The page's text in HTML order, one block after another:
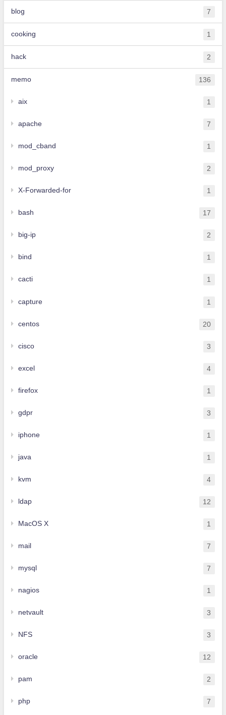
blog 7
cooking 1
hack 2
memo 136
aix 1
apache 7
mod_cband 1
mod_proxy 2
X-Forwarded-for 1
bash 17
big-ip 2
bind 1
cacti 1
capture 1
centos 20
cisco 3
excel 4
firefox 1
gdpr 3
iphone 1
java 1
kvm 4
ldap 12
MacOS X 1
mail 7
mysql 7
nagios 1
netvault 3
NFS 3
oracle 12
pam 2
php 7